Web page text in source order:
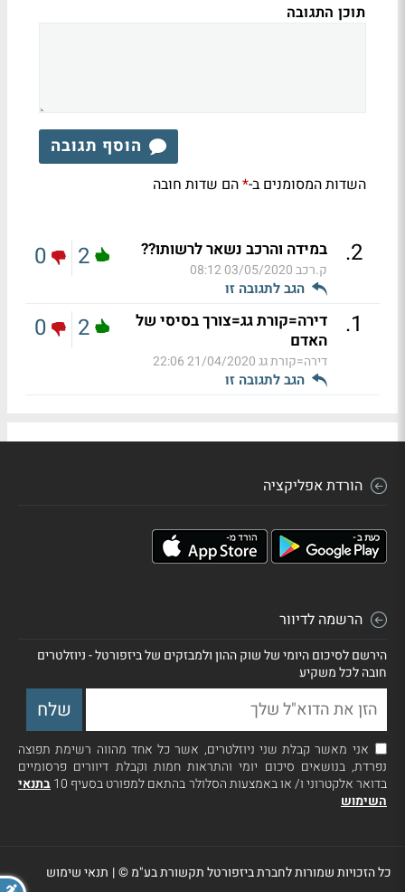
תוכן התגובה
הוסף תגובה
השדות המסומנים ב-*הם שדות חובה
2
. במידה והרכב נשאר לרשותו??
ק.רכב03/05/2020 08:12
הגב לתגובה זו
2
0
1
.
דירה=קורת גג=צורך בסיסי של
האדם
דירה=קורת גג21/04/2020 22:06
הגב לתגובה זו
2
0
הורדת אפליקציה
הרשמה לדיוור
הירשם לסיכום היומי של שוק ההון ולמבזקים של ביזפורטל - ניוזלטרים
חובה לכל משקיע
אני מאשר קבלת שני ניוזלטרים, אשר כל אחד מהווה רשימת תפוצה
נפרדת, בנושאים סיכום יומי והתראות חמות וקבלת דיוורים פרסומיים
בדואר אלקטרוני ו/ או באמצעות הסלולר בהתאם למפורט בסעיף 10
בתנאי
השימוש
כל הזכויות שמורות לחברת ביזפורטל תקשורת בע"מ ©| תנאי שימוש